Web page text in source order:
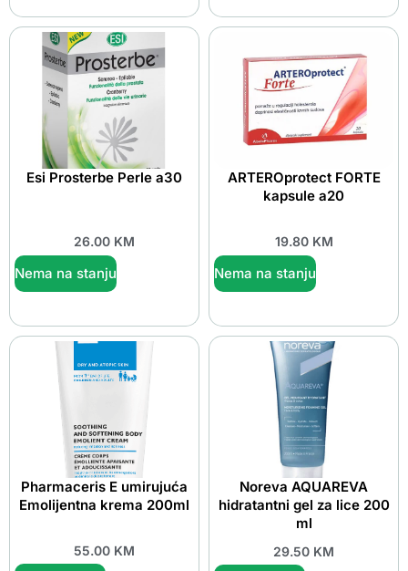
Esi Prosterbe Perle a30
26.00 KM
Nema na stanju
ARTEROprotect FORTE
kapsule a20
19.80 KM
Nema na stanju
Pharmaceris E umirujuća
Emolijentna krema 200ml
55.00 KM
Noreva AQUAREVA
hidratantni gel za lice 200
ml
29.50 KM